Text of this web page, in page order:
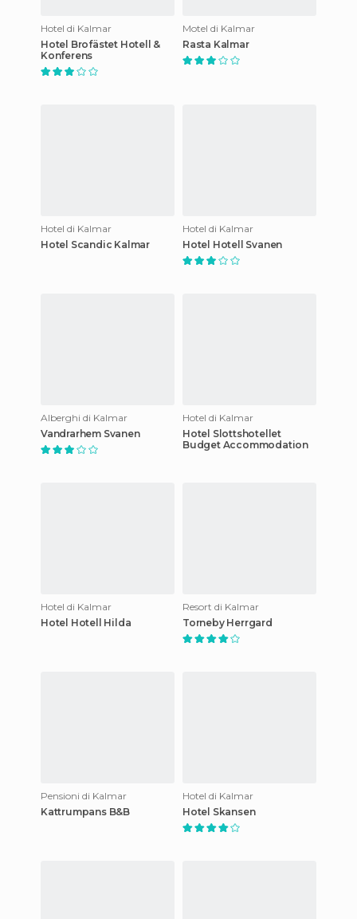
Hotel di Kalmar
Hotel Brofästet Hotell &
Konferens
Motel di Kalmar
Rasta Kalmar
Hotel di Kalmar
Hotel Scandic Kalmar
Hotel di Kalmar
Hotel Hotell Svanen
Alberghi di Kalmar
Vandrarhem Svanen
Hotel di Kalmar
Hotel Slottshotellet
Budget Accommodation
Hotel di Kalmar
Hotel Hotell Hilda
Resort di Kalmar
Torneby Herrgard
Pensioni di Kalmar
Kattrumpans B&B
Hotel di Kalmar
Hotel Skansen